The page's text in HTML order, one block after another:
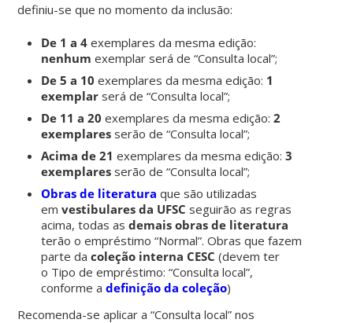
definiu-se que no momento da inclusão:
De 1 a 4 exemplares da mesma edição:
nenhum exemplar será de “Consulta local”;
De 5 a 10 exemplares da mesma edição: 1
exemplar será de “Consulta local”;
De 11 a 20 exemplares da mesma edição:2
exemplares serão de “Consulta local”;
Acima de 21 exemplares da mesma edição:3
exemplares serão de “Consulta local”;
Obras de literatura que são utilizadas
emvestibulares da UFSC seguirão as regras
acima, todas asdemais obras de literatura
terão o empréstimo “Normal”. Obras que fazem
parte dacoleção interna CESC (devem ter
o Tipo de empréstimo: “Consulta local”,
conforme adefinição da coleção)
Recomenda-se aplicar a “Consulta local” nos